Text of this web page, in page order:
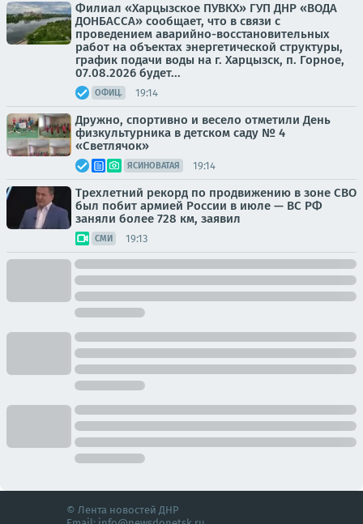
Филиал «Харцызское ПУВКХ» ГУП ДНР «ВОДА
ДОНБАССА» сообщает, что в связи с
проведением аварийно-восстановительных
работ на объектах энергетической структуры,
график подачи воды на г. Харцызск, п. Горное,
07.08.2026 будет...
ОФИЦ. 19:14
Дружно, спортивно и весело отметили День
физкультурника в детском саду № 4
«Светлячок»
ЯСИНОВАТАЯ 19:14
Трехлетний рекорд по продвижению в зоне СВО
был побит армией России в июле — ВС РФ
заняли более 728 км, заявил
СМИ 19:13
© Лента новостей ДНР